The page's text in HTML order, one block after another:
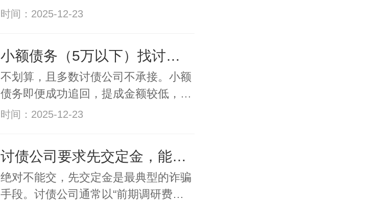
时间：2025-12-23
小额债务（5万以下）找讨债公司划算吗？
不划算，且多数讨债公司不承接。小额
债务即便成功追回，提成金额较低，…
时间：2025-12-23
讨债公司要求先交定金，能交吗？有什么风险？
绝对不能交，先交定金是最典型的诈骗
手段。讨债公司通常以“前期调研费…